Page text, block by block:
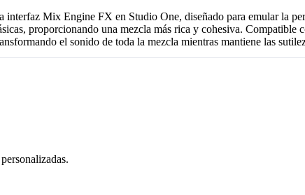
interfaz Mix Engine FX en Studio One, diseñado para emular la
proporcionando una mezcla más rica y cohesiva.
el sonido de toda la mezcla mientras mantiene las